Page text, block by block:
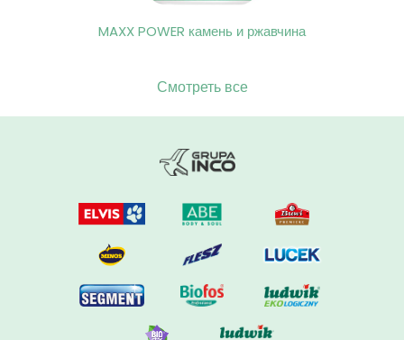
Смотреть все
MAXX POWER камень и ржавчина